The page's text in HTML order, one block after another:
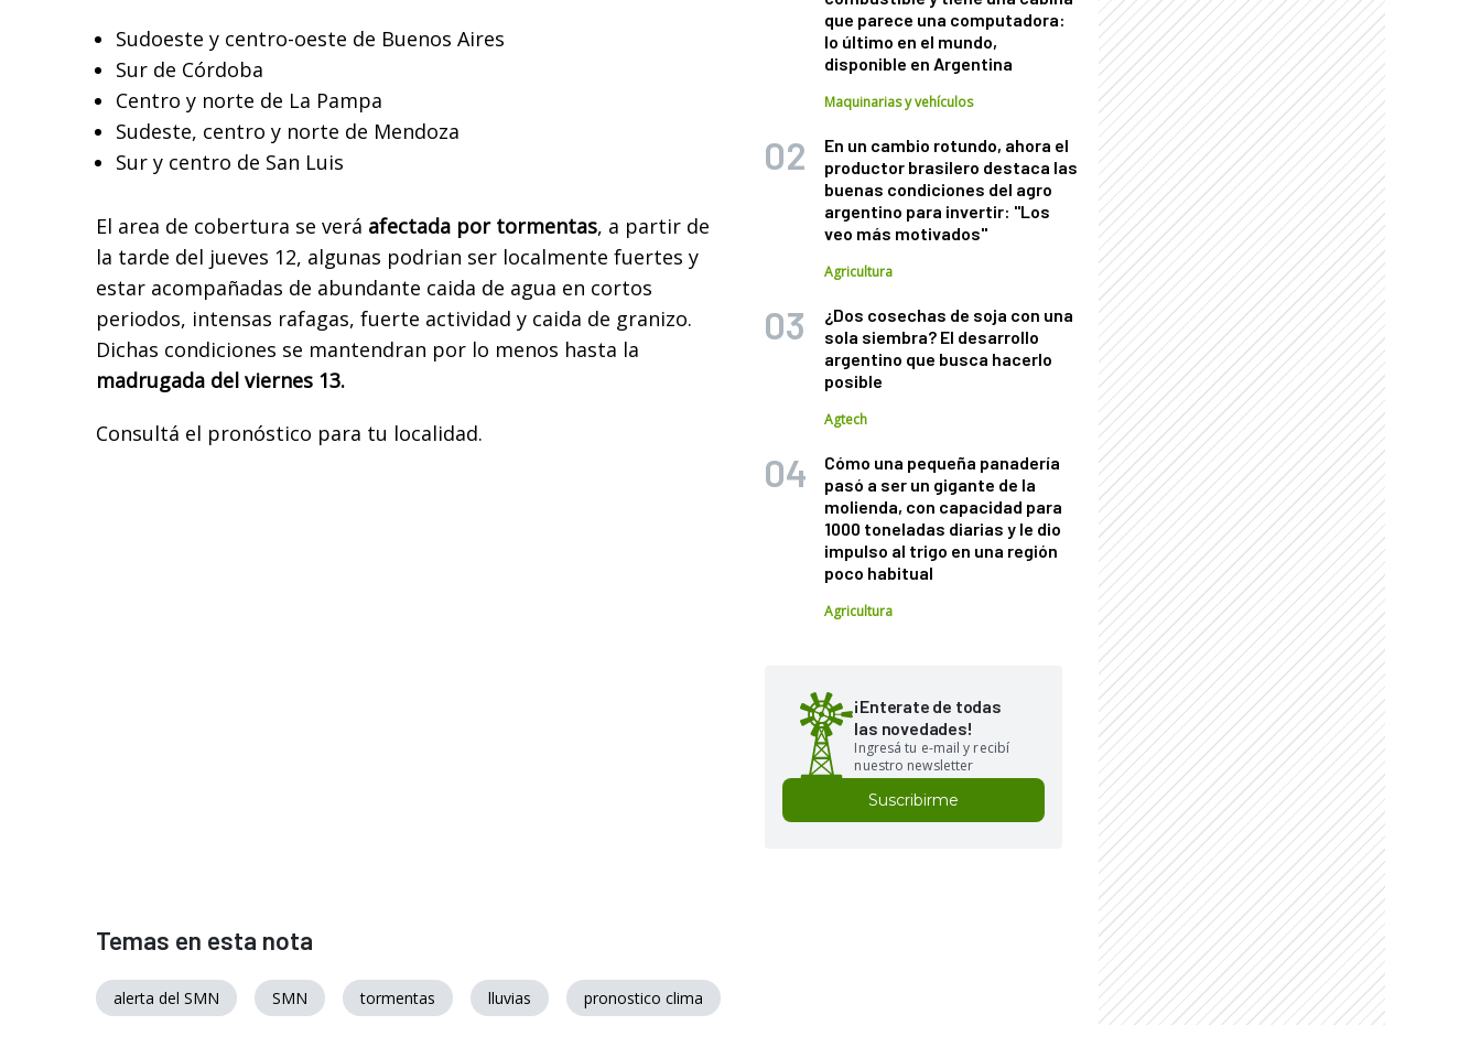
Sudoeste y centro-oeste de Buenos Aires
Sur de Córdoba
Centro y norte de La Pampa
Sudeste, centro y norte de Mendoza
Sur y centro de San Luis
El area de cobertura se verá afectada por tormentas, a partir de
la tarde del jueves 12, algunas podrian ser localmente fuertes y
estar acompañadas de abundante caida de agua en cortos
periodos, intensas rafagas, fuerte actividad y caida de granizo.
Dichas condiciones se mantendran por lo menos hasta la
madrugada del viernes 13.
Consultá el pronóstico para tu localidad.
que parece una computadora:
lo último en el mundo,
disponible en Argentina
Maquinarias y vehículos
En un cambio rotundo, ahora el
productor brasilero destaca las
buenas condiciones del agro
argentino para invertir: "Los
veo más motivados"
Agricultura
¿Dos cosechas de soja con una
sola siembra? El desarrollo
argentino que busca hacerlo
posible
Agtech
Cómo una pequeña panadería
pasó a ser un gigante de la
molienda, con capacidad para
1000 toneladas diarias y le dio
impulso al trigo en una región
poco habitual
Agricultura
¡Enterate de todas
las novedades!
Ingresá tu e-mail y recibí
nuestro newsletter
Suscribirme
Temas en esta nota
alerta del SMN SMN tormentas lluvias pronostico clima